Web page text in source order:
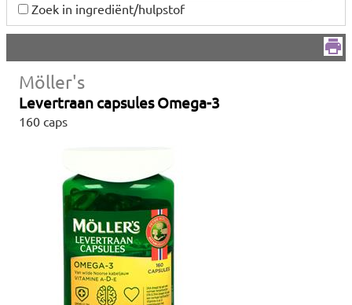
Zoek in ingrediënt/hulpstof
Möller's
Levertraan capsules Omega-3
160 caps